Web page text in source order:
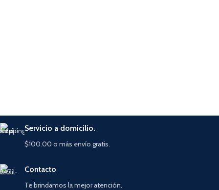
Servicio a domicilio.
$100.00 o más envío gratis.
Contacto
Te brindamos la mejor atención.